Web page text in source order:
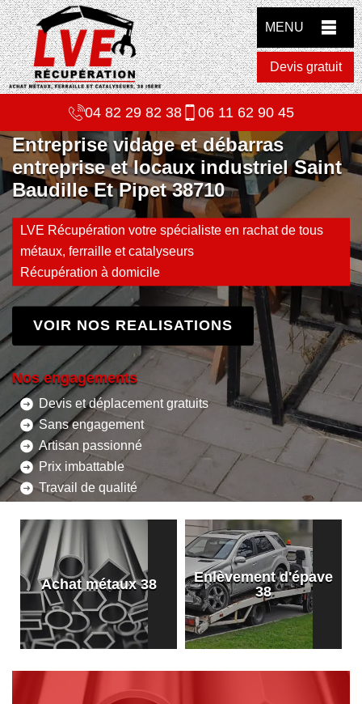
MENU
Devis gratuit
04 82 29 82 38 06 11 62 90 45
Entreprise vidage et débarras
entreprise et locaux industriel Saint
Baudille Et Pipet 38710
LVE Récupération votre spécialiste en rachat de tous
métaux, ferraille et catalyseurs
Récupération à domicile
VOIR NOS REALISATIONS
Nos engagements
Devis et déplacement gratuits
Sans engagement
Artisan passionné
Prix imbattable
Travail de qualité
Achat métaux 38
Enlèvement d'épave
38